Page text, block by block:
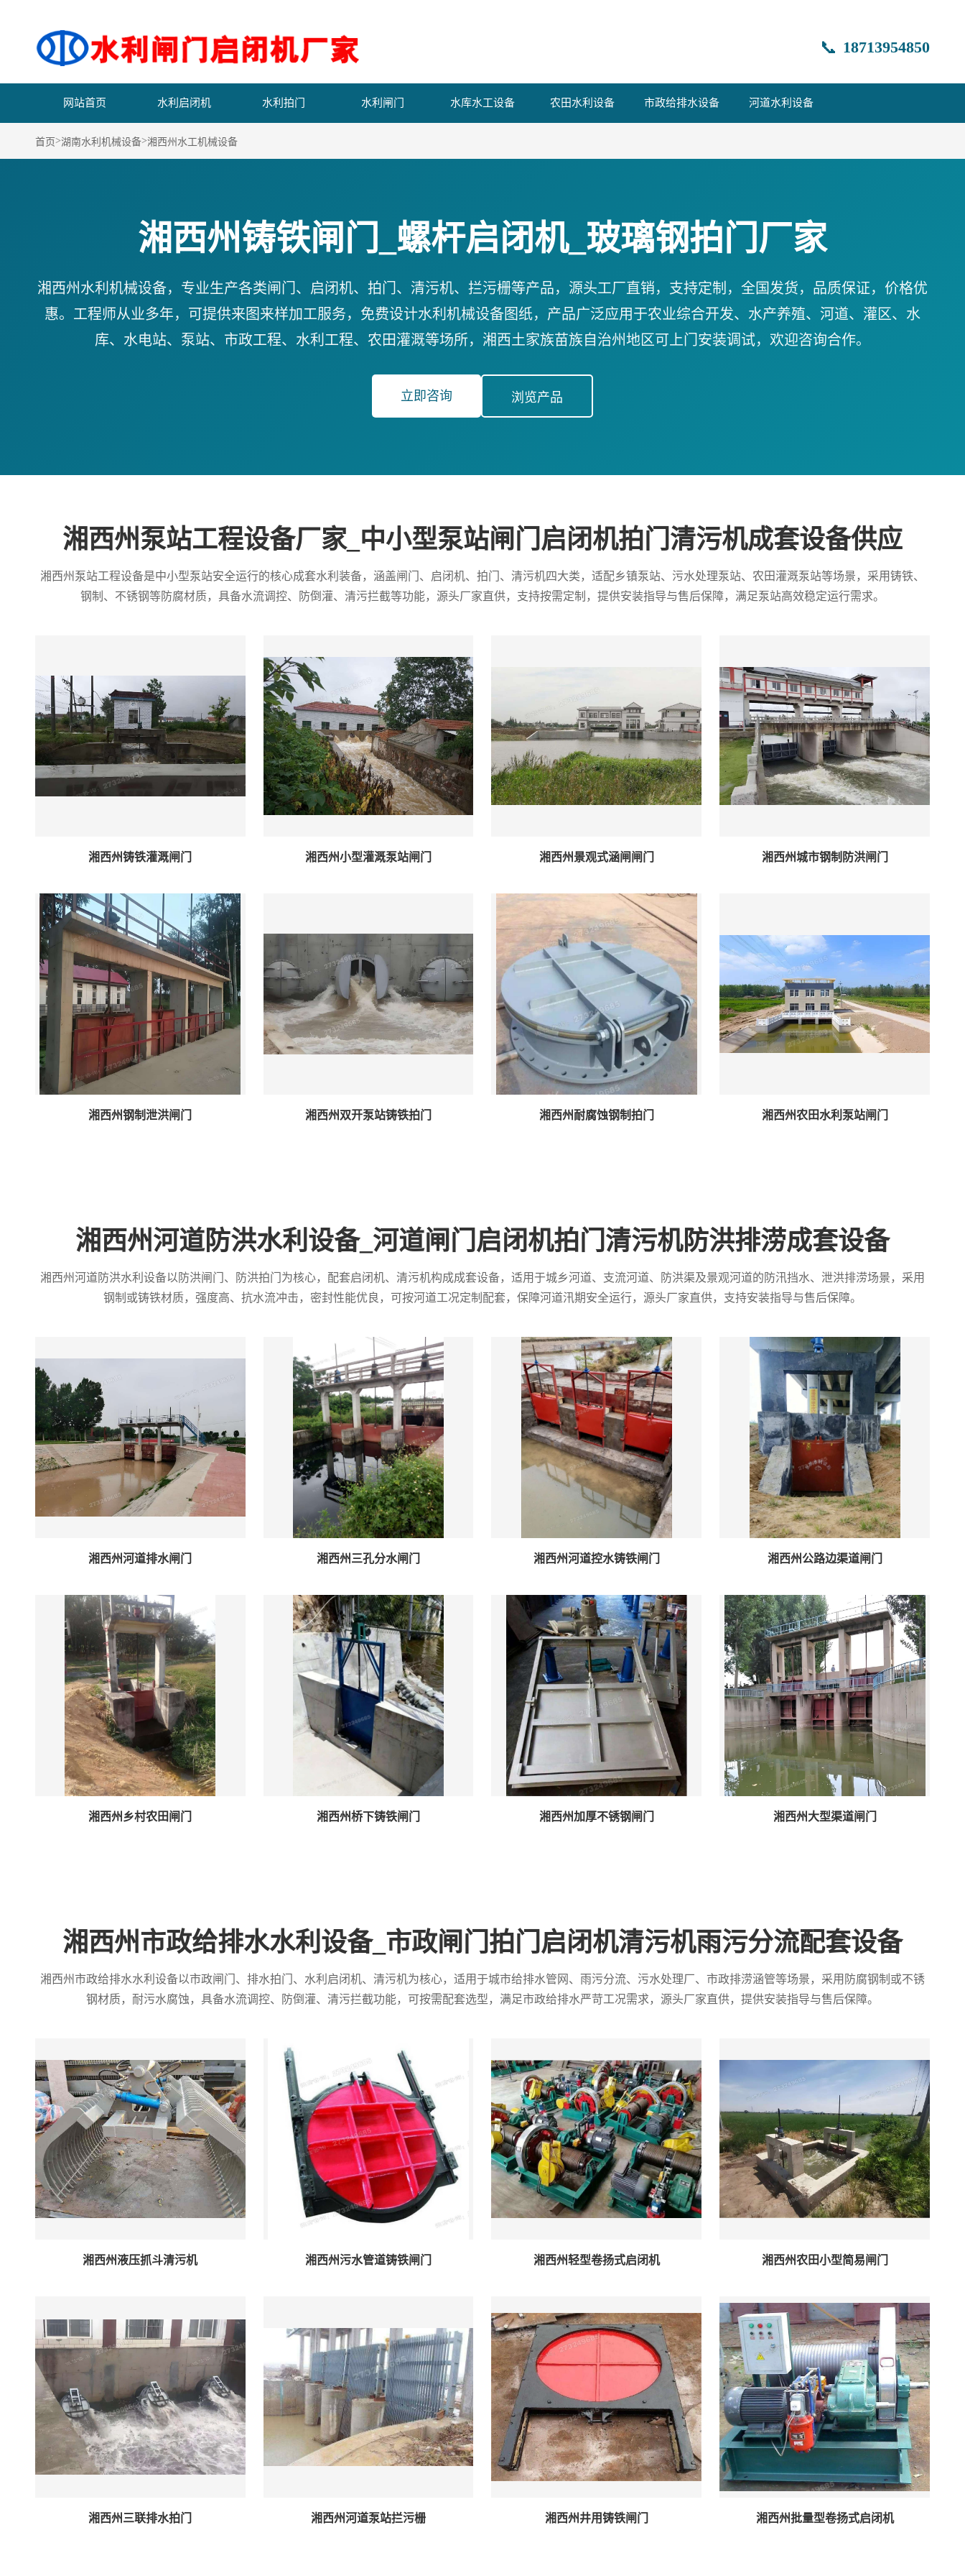
📞 18713954850
网站首页 水利启闭机 水利拍门 水利闸门 水库水工设备 农田水利设备 市政给排水设备 河道水利设备
首页>湖南水利机械设备>湘西州水工机械设备
湘西州铸铁闸门_螺杆启闭机_玻璃钢拍门厂家
湘西州水利机械设备，专业生产各类闸门、启闭机、拍门、清污机、拦污栅等产品，源头工厂直销，支持定制，全国发货，品质保证，价格优
惠。工程师从业多年，可提供来图来样加工服务，免费设计水利机械设备图纸，产品广泛应用于农业综合开发、水产养殖、河道、灌区、水
库、水电站、泵站、市政工程、水利工程、农田灌溉等场所，湘西土家族苗族自治州地区可上门安装调试，欢迎咨询合作。
立即咨询 浏览产品
湘西州泵站工程设备厂家_中小型泵站闸门启闭机拍门清污机成套设备供应
湘西州泵站工程设备是中小型泵站安全运行的核心成套水利装备，涵盖闸门、启闭机、拍门、清污机四大类，适配乡镇泵站、污水处理泵站、农田灌溉泵站等场景，采用铸铁、
钢制、不锈钢等防腐材质，具备水流调控、防倒灌、清污拦截等功能，源头厂家直供，支持按需定制，提供安装指导与售后保障，满足泵站高效稳定运行需求。
湘西州铸铁灌溉闸门 湘西州小型灌溉泵站闸门 湘西州景观式涵闸闸门 湘西州城市钢制防洪闸门
湘西州钢制泄洪闸门 湘西州双开泵站铸铁拍门 湘西州耐腐蚀钢制拍门 湘西州农田水利泵站闸门
湘西州河道防洪水利设备_河道闸门启闭机拍门清污机防洪排涝成套设备
湘西州河道防洪水利设备以防洪闸门、防洪拍门为核心，配套启闭机、清污机构成成套设备，适用于城乡河道、支流河道、防洪渠及景观河道的防汛挡水、泄洪排涝场景，采用
钢制或铸铁材质，强度高、抗水流冲击，密封性能优良，可按河道工况定制配套，保障河道汛期安全运行，源头厂家直供，支持安装指导与售后保障。
湘西州河道排水闸门 湘西州三孔分水闸门 湘西州河道控水铸铁闸门 湘西州公路边渠道闸门
湘西州乡村农田闸门 湘西州桥下铸铁闸门 湘西州加厚不锈钢闸门 湘西州大型渠道闸门
湘西州市政给排水水利设备_市政闸门拍门启闭机清污机雨污分流配套设备
湘西州市政给排水水利设备以市政闸门、排水拍门、水利启闭机、清污机为核心，适用于城市给排水管网、雨污分流、污水处理厂、市政排涝涵管等场景，采用防腐钢制或不锈
钢材质，耐污水腐蚀，具备水流调控、防倒灌、清污拦截功能，可按需配套选型，满足市政给排水严苛工况需求，源头厂家直供，提供安装指导与售后保障。
湘西州液压抓斗清污机 湘西州污水管道铸铁闸门 湘西州轻型卷扬式启闭机 湘西州农田小型简易闸门
湘西州三联排水拍门 湘西州河道泵站拦污栅 湘西州井用铸铁闸门 湘西州批量型卷扬式启闭机